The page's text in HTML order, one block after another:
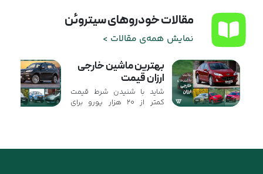
مقالات خودروهای سیتروئن
نمایش همه‌ی مقالات >
بهترین ماشین خارجی
ارزان قیمت
شاید با شنیدن شرط قیمت
کمتر از ۲۰ هزار یورو برای